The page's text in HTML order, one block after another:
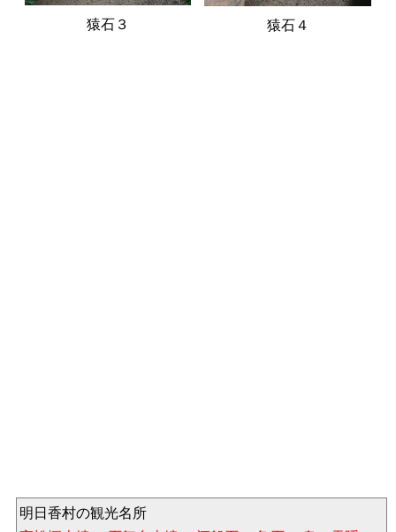
猿石３ 猿石４
明日香村の観光名所